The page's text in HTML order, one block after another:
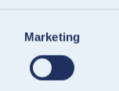
Marketing